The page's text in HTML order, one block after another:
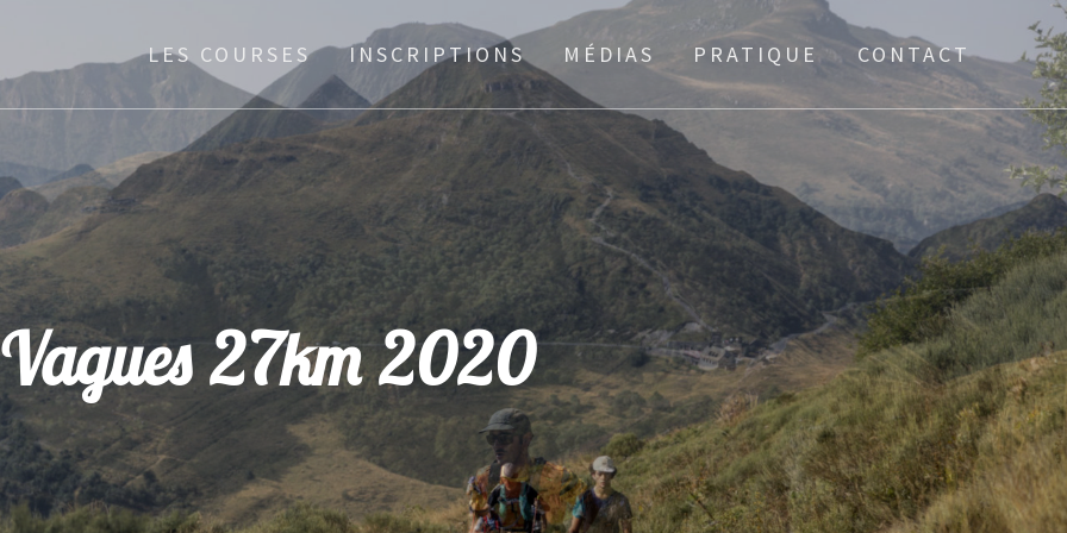
LES COURSES INSCRIPTIONS MÉDIAS PRATIQUE CONTACT
27km 2020